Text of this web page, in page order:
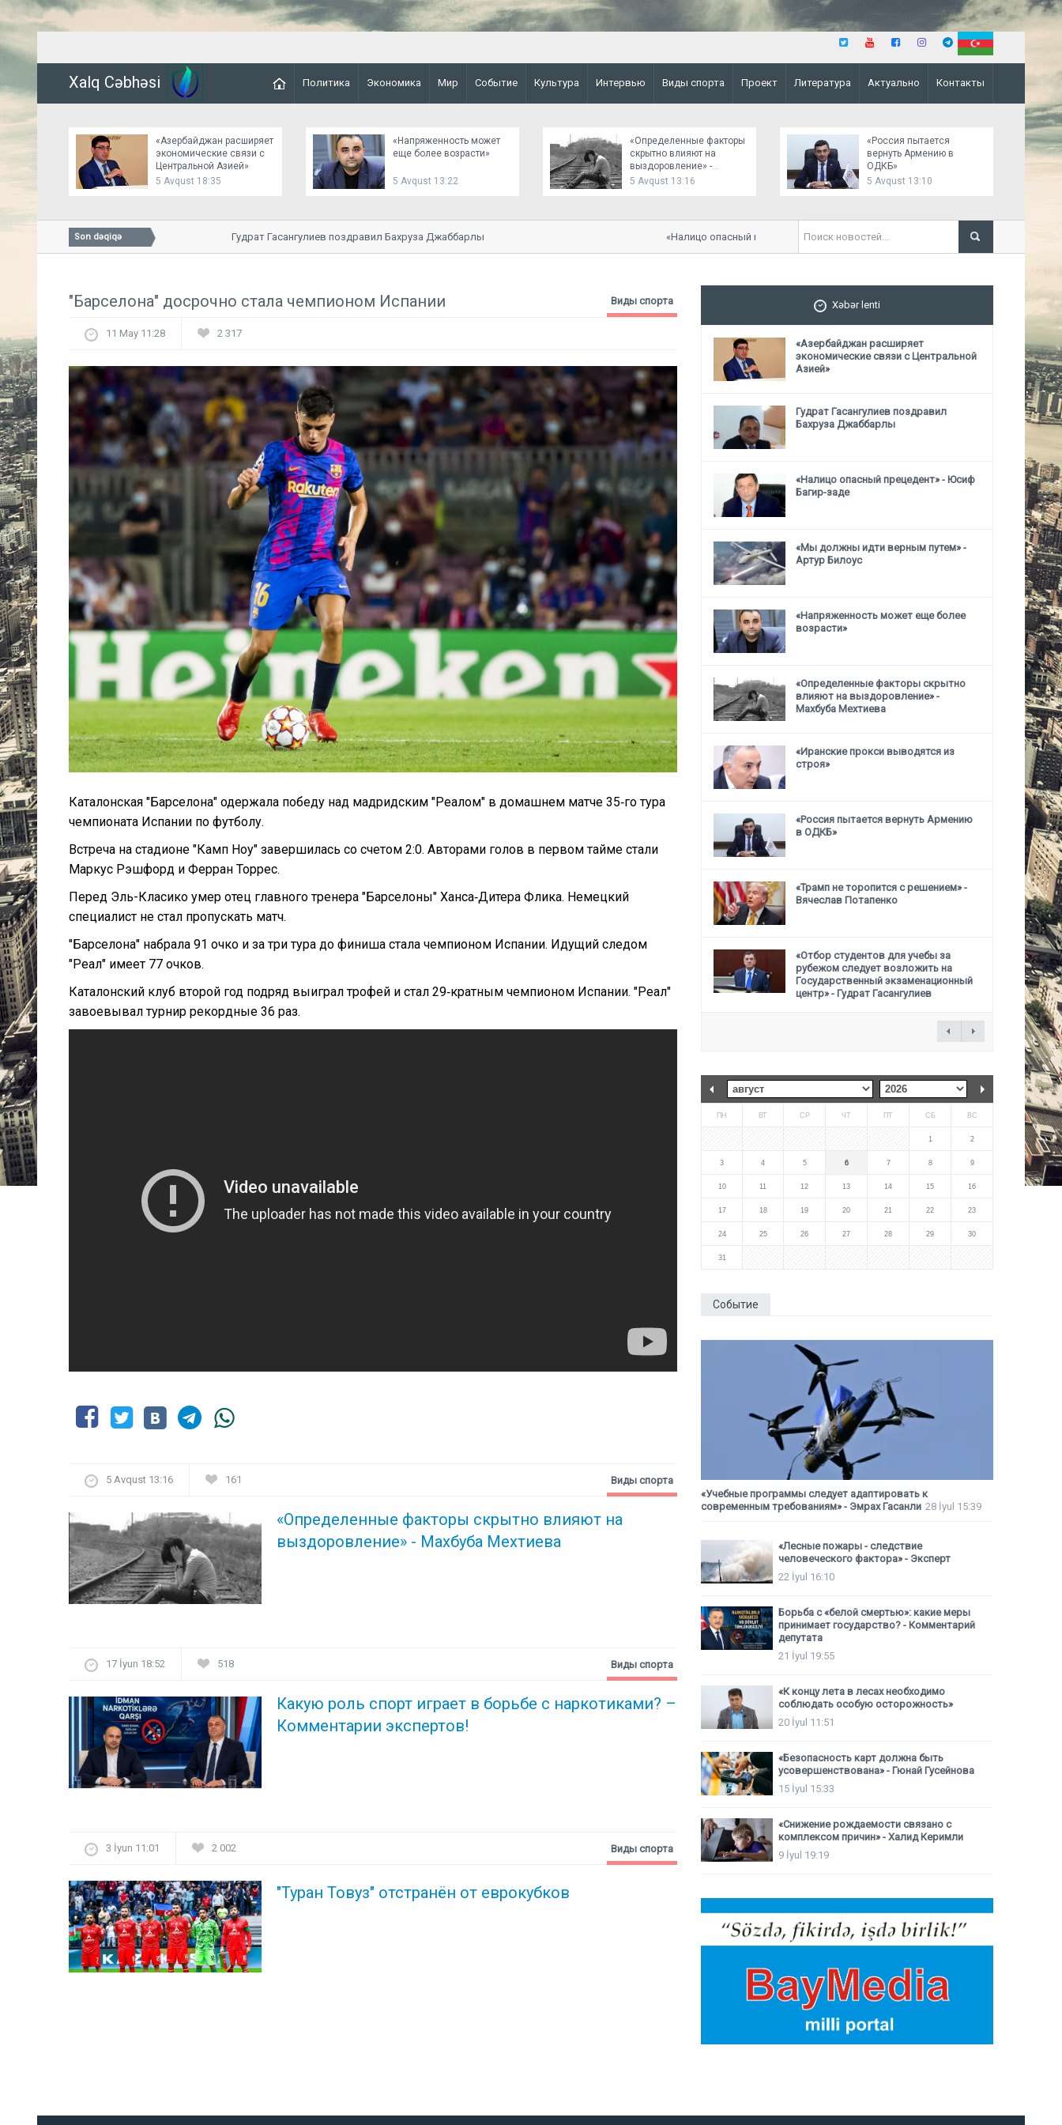
Xalq Cəbhəsi Политика Экономика Мир Событие Культура Интервью Виды спорта Проект Литература Актуально Контакты
«Азербайджан расширяет
экономические связи с
Центральной Азией»
5 Avqust 18:35
«Напряженность может
еще более возрасти»
5 Avqust 13:22
«Определенные факторы
скрытно влияют на
выздоровление» -
Махбуба Мехтиева
5 Avqust 13:16
«Россия пытается
вернуть Армению в
ОДКБ»
5 Avqust 13:10
Son dəqiqə
с Центральной Азией» Гудрат Гасангулиев поздравил Бахруза Джаббарлы «Налицо опасный прецедент» - Юсиф Багир-заде
"Барселона" досрочно стала чемпионом Испании Виды спорта
11 May 11:28 2 317
Каталонская "Барселона" одержала победу над мадридским "Реалом" в домашнем матче 35‑го тура
чемпионата Испании по футболу.
Встреча на стадионе "Камп Ноу" завершилась со счетом 2:0. Авторами голов в первом тайме стали
Маркус Рэшфорд и Ферран Торрес.
Перед Эль-Класико умер отец главного тренера "Барселоны" Ханса‑Дитера Флика. Немецкий
специалист не стал пропускать матч.
"Барселона" набрала 91 очко и за три тура до финиша стала чемпионом Испании. Идущий следом
"Реал" имеет 77 очков.
Каталонский клуб второй год подряд выиграл трофей и стал 29‑кратным чемпионом Испании. "Реал"
завоевывал турнир рекордные 36 раз.
5 Avqust 13:16 161
«Определенные факторы скрытно влияют на
выздоровление» - Махбуба Мехтиева
Виды спорта
17 İyun 18:52 518
Какую роль спорт играет в борьбе с наркотиками? –
Комментарии экспертов!
Виды спорта
3 İyun 11:01 2 002
"Туран Товуз" отстранён от еврокубков
Виды спорта
Xəbər lenti
«Азербайджан расширяет
экономические связи с Центральной
Азией»
Гудрат Гасангулиев поздравил
Бахруза Джаббарлы
«Налицо опасный прецедент» - Юсиф
Багир-заде
«Мы должны идти верным путем» -
Артур Билоус
«Напряженность может еще более
возрасти»
«Определенные факторы скрытно
влияют на выздоровление» -
Махбуба Мехтиева
«Иранские прокси выводятся из
строя»
«Россия пытается вернуть Армению
в ОДКБ»
«Трамп не торопится с решением» -
Вячеслав Потапенко
«Отбор студентов для учебы за
рубежом следует возложить на
Государственный экзаменационный
центр» - Гудрат Гасангулиев
ПН ВТ СР ЧТ ПТ СБ ВС
1 2
3 4 5 6 7 8 9
10 11 12 13 14 15 16
17 18 19 20 21 22 23
24 25 26 27 28 29 30
31
Событие
«Учебные программы следует адаптировать к
современным требованиям» - Эмрах Гасанли 28 İyul 15:39
«Лесные пожары - следствие
человеческого фактора» - Эксперт
22 İyul 16:10
Борьба с «белой смертью»: какие меры
принимает государство? - Комментарий
депутата
21 İyul 19:55
«К концу лета в лесах необходимо
соблюдать особую осторожность»
20 İyul 11:51
«Безопасность карт должна быть
усовершенствована» - Гюнай Гусейнова
15 İyul 15:33
«Снижение рождаемости связано с
комплексом причин» - Халид Керимли
9 İyul 19:19